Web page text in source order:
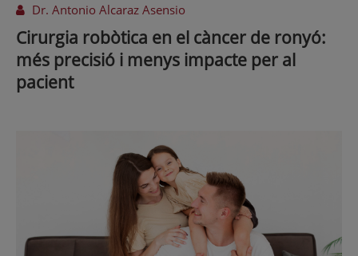
Dr. Antonio Alcaraz Asensio
Cirurgia robòtica en el càncer de ronyó:
més precisió i menys impacte per al
pacient